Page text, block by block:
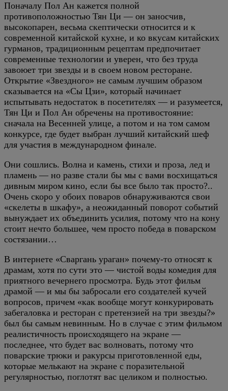
Поначалу Пол Ан кажется полной
противоположностью Тян Ци — он заносчив,
высокопарен, весьма скептически относится и к
современной китайской кухне, и ко вкусам китайских
гурманов, традиционным рецептам предпочитает
современные технологии и уверен, что без труда
завоюет три звезды и в своем новом ресторане.
Открытие «Звездного» не самым лучшим образом
сказывается на «Сы Цзи», который начинает
испытывать недостаток в посетителях — и разумеется,
Тян Ци и Пол Ан обречены на противостояние:
сначала на Весенней улице, а потом и на том самом
конкурсе, где будет выбран лучший китайский шеф
для участия в международном финале.
Они сошлись. Волна и камень, стихи и проза, лед и
пламень — но разве стали бы мы с вами восхищаться
дивным миром кино, если бы все было так просто?..
Очень скоро у обоих поваров обнаруживаются свои
«скелеты в шкафу», а неожиданный поворот событий
вынуждает их объединить усилия, потому что на кону
стоит нечто большее, чем просто победа в поварском
состязании…
В интернете «Сваргань ураган» почему-то относят к
драмам, хотя по сути это — чистой воды комедия для
приятного вечернего просмотра. Будь этот фильм
драмой — и мы бы забросали его создателей кучей
вопросов, причем «как вообще могут конкурировать
забегаловка и ресторан с претензией на три звезды?»
был бы самым невинным. Но в случае с этим фильмом
реалистичность происходящего на экране —
последнее, что будет вас волновать, потому что
поварские трюки и ракурсы приготовленной еды,
которые мелькают на экране с поразительной
регулярностью, поглотят вас целиком и полностью.